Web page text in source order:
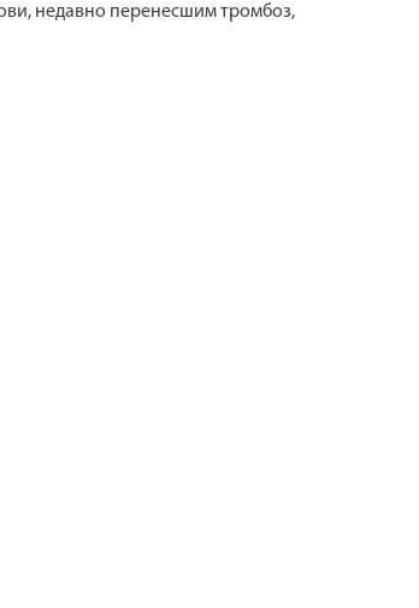
недавно перенесшим тромбоз,